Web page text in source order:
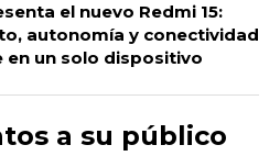
el nuevo Redmi 15:
autonomía y conectividad
en un solo dispositivo
a su público